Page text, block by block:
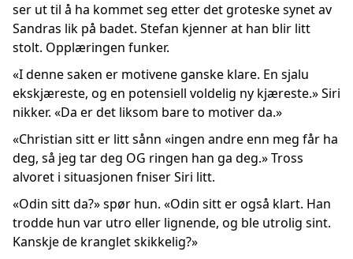
ser ut til å ha kommet seg etter det groteske synet av
Sandras lik på badet. Stefan kjenner at han blir litt
stolt. Opplæringen funker.
«I denne saken er motivene ganske klare. En sjalu
ekskjæreste, og en potensiell voldelig ny kjæreste.» Siri
nikker. «Da er det liksom bare to motiver da.»
«Christian sitt er litt sånn «ingen andre enn meg får ha
deg, så jeg tar deg OG ringen han ga deg.» Tross
alvoret i situasjonen fniser Siri litt.
«Odin sitt da?» spør hun. «Odin sitt er også klart. Han
trodde hun var utro eller lignende, og ble utrolig sint.
Kanskje de kranglet skikkelig?»